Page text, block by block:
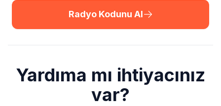
Radyo Kodunu Al
Yardıma mı ihtiyacınız
var?